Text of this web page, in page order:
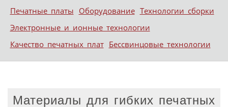
Печатные платы Оборудование Технологии сборки
Электронные и ионные технологии
Качество печатных плат Бессвинцовые технологии
Материалы для гибких печатных